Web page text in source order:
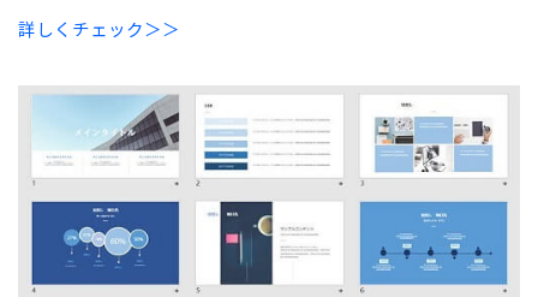
詳しくチェック＞＞